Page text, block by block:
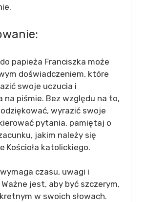
papieża Franciszka może
doświadczeniem, które
swoje uczucia i
na piśmie. Bez względu na to,
wyrazić swoje
pytania, pamiętaj o
jakim należy się
Kościoła katolickiego.
czasu, uwagi i
jest, aby być szczerym,
w swoich słowach.